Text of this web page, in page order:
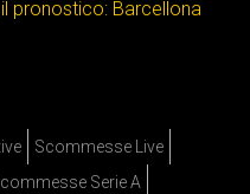
pronostico: Barcellona
Scommesse Live
Serie A